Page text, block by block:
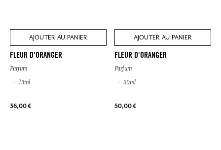
AJOUTER AU PANIER
FLEUR D'ORANGER
Parfum
15ml
36,00 €
AJOUTER AU PANIER
FLEUR D'ORANGER
Parfum
30ml
50,00 €